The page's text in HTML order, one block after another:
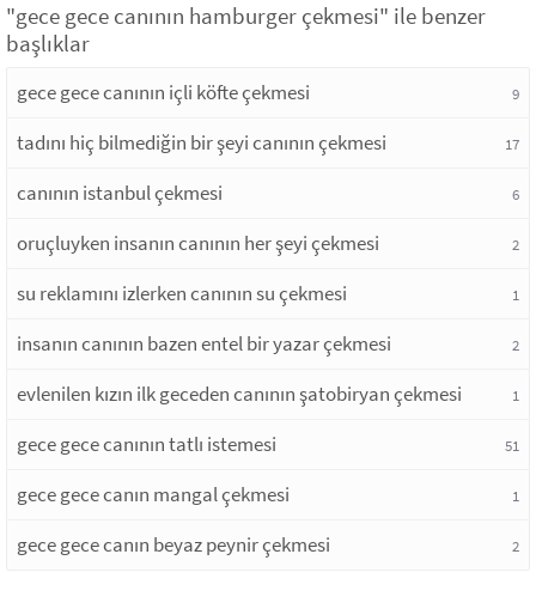
"gece gece canının hamburger çekmesi" ile benzer
başlıklar
gece gece canının içli köfte çekmesi 9
tadını hiç bilmediğin bir şeyi canının çekmesi 17
canının istanbul çekmesi 6
oruçluyken insanın canının her şeyi çekmesi 2
su reklamını izlerken canının su çekmesi 1
insanın canının bazen entel bir yazar çekmesi 2
evlenilen kızın ilk geceden canının şatobiryan çekmesi 1
gece gece canının tatlı istemesi 51
gece gece canın mangal çekmesi 1
gece gece canın beyaz peynir çekmesi 2